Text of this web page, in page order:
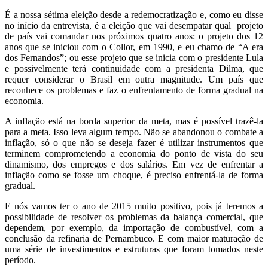
É a nossa sétima eleição desde a redemocratização e, como eu disse
no início da entrevista, é a eleição que vai desempatar qual projeto
de país vai comandar nos próximos quatro anos: o projeto dos 12
anos que se iniciou com o Collor, em 1990, e eu chamo de “A era
dos Fernandos”; ou esse projeto que se inicia com o presidente Lula
e possivelmente terá continuidade com a presidenta Dilma, que
requer considerar o Brasil em outra magnitude. Um país que
reconhece os problemas e faz o enfrentamento de forma gradual na
economia.
A inflação está na borda superior da meta, mas é possível trazê-la
para a meta. Isso leva algum tempo. Não se abandonou o combate a
inflação, só o que não se deseja fazer é utilizar instrumentos que
terminem comprometendo a economia do ponto de vista do seu
dinamismo, dos empregos e dos salários. Em vez de enfrentar a
inflação como se fosse um choque, é preciso enfrentá-la de forma
gradual.
E nós vamos ter o ano de 2015 muito positivo, pois já teremos a
possibilidade de resolver os problemas da balança comercial, que
dependem, por exemplo, da importação de combustível, com a
conclusão da refinaria de Pernambuco. E com maior maturação de
uma série de investimentos e estruturas que foram tomados neste
período.